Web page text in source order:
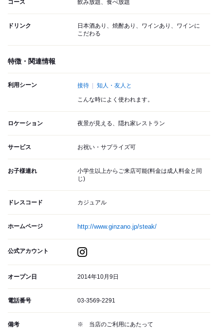
コース 飲み放題、食べ放題
ドリンク
日本酒あり、焼酎あり、ワインあり、ワインに
こだわる
特徴・関連情報
利用シーン 接待 知人・友人と
こんな時によく使われます。
ロケーション 夜景が見える、隠れ家レストラン
サービス お祝い・サプライズ可
お子様連れ
小学生以上からご来店可能(料金は成人料金と同
じ)
ドレスコード カジュアル
ホームページ http://www.ginzano.jp/steak/
公式アカウント
オープン日 2014年10月9日
電話番号 03-3569-2291
備考 ※ 当店のご利用にあたって